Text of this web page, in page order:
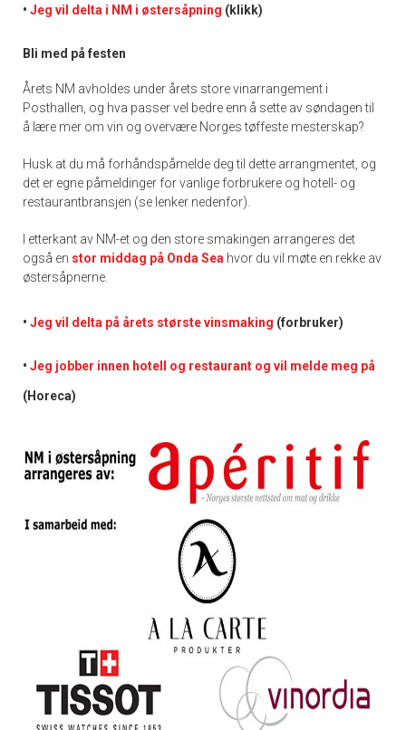
• Jeg vil delta i NM i østersåpning (klikk)
Bli med på festen
Årets NM avholdes under årets store vinarrangement i
Posthallen, og hva passer vel bedre enn å sette av søndagen til
å lære mer om vin og overvære Norges tøffeste mesterskap?
Husk at du må forhåndspåmelde deg til dette arrangmentet, og
det er egne påmeldinger for vanlige forbrukere og hotell- og
restaurantbransjen (se lenker nedenfor).
I etterkant av NM-et og den store smakingen arrangeres det
også en stor middag på Onda Sea hvor du vil møte en rekke av
østersåpnerne.
• Jeg vil delta på årets største vinsmaking (forbruker)
• Jeg jobber innen hotell og restaurant og vil melde meg på
(Horeca)